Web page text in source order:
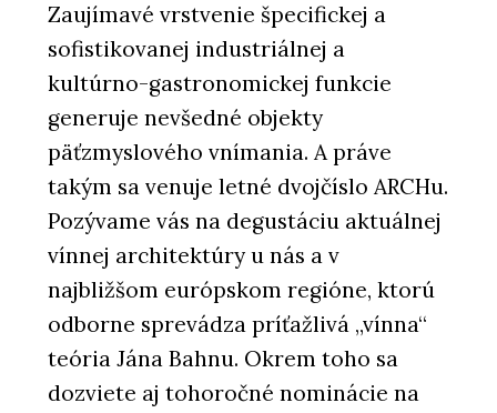
Zaujímavé vrstvenie špecifickej a
sofistikovanej industriálnej a
kultúrno-gastronomickej funkcie
generuje nevšedné objekty
päťzmyslového vnímania. A práve
takým sa venuje letné dvojčíslo ARCHu.
Pozývame vás na degustáciu aktuálnej
vínnej architektúry u nás a v
najbližšom európskom regióne, ktorú
odborne sprevádza príťažlivá „vínna“
teória Jána Bahnu. Okrem toho sa
dozviete aj tohoročné nominácie na